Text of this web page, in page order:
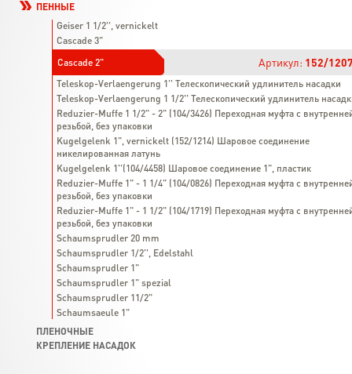
ПЕННЫЕ
Geiser 1 1/2'', vernickelt
Cascade 3"
Cascade 2"
Артикул: 152/
Teleskop-Verlaengerung 1'' Телескопический удлинитель насадки
Teleskop-Verlaengerung 1 1/2'' Телескопический удлинитель
Reduzier-Muffe 1 1/2" - 2" (104/3426) Переходная муфта с
резьбой, без упаковки
Kugelgelenk 1", vernickelt (152/1214) Шаровое соединение
никелированная латунь
Kugelgelenk 1''(104/4458) Шаровое соединение 1", пластик
Reduzier-Muffe 1" - 1 1/4" (104/0826) Переходная муфта с
резьбой, без упаковки
Reduzier-Muffe 1" - 1 1/2" (104/1719) Переходная муфта с
резьбой, без упаковки
Schaumsprudler 20 mm
Schaumsprudler 1/2'', Edelstahl
Schaumsprudler 1"
Schaumsprudler 1" spezial
Schaumsprudler 11/2"
Schaumsaeule 1"
ПЛЕНОЧНЫЕ
КРЕПЛЕНИЕ НАСАДОК